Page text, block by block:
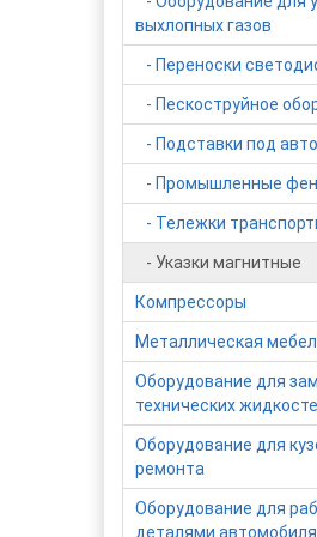
выхлопных газов
- Переноски
- Пескоструйное
- Подставки под
- Промышленные
- Тележки
- Указки магнитные
Компрессоры
Металлическая
Оборудование для
технических
Оборудование для
ремонта
Оборудование для
деталями автомобиля